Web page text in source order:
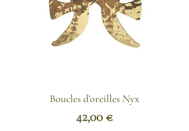
Boucles d'oreilles Nyx
Prix
42,00 €